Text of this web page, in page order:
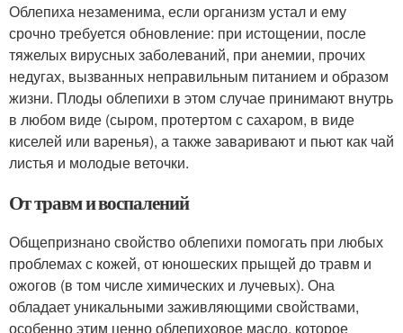
Облепиха незаменима, если организм устал и ему
срочно требуется обновление: при истощении, после
тяжелых вирусных заболеваний, при анемии, прочих
недугах, вызванных неправильным питанием и образом
жизни. Плоды облепихи в этом случае принимают внутрь
в любом виде (сыром, протертом с сахаром, в виде
киселей или варенья), а также заваривают и пьют как чай
листья и молодые веточки.
От травм и воспалений
Общепризнано свойство облепихи помогать при любых
проблемах с кожей, от юношеских прыщей до травм и
ожогов (в том числе химических и лучевых). Она
обладает уникальными заживляющими свойствами,
особенно этим ценно облепиховое масло, которое